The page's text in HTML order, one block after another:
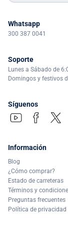
Whatsapp
300 387 0041
Soporte
Lunes a Sábado de
Domingos y festivos
Síguenos
Información
Blog
¿Cómo comprar?
Estado de carreteras
Términos y
Preguntas frecuentes
Política de privacidad